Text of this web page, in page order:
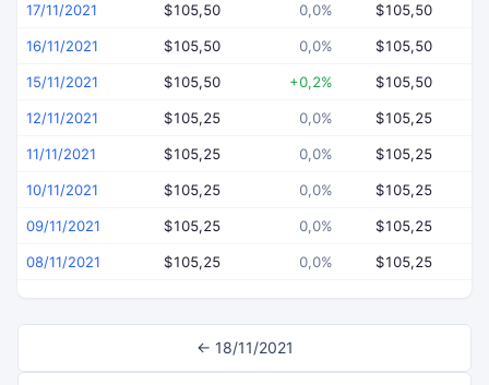
17/11/2021 $105,50 0,0% $105,50
16/11/2021 $105,50 0,0% $105,50
15/11/2021 $105,50 +0,2% $105,50
12/11/2021 $105,25 0,0% $105,25
11/11/2021 $105,25 0,0% $105,25
10/11/2021 $105,25 0,0% $105,25
09/11/2021 $105,25 0,0% $105,25
08/11/2021 $105,25 0,0% $105,25
← 18/11/2021